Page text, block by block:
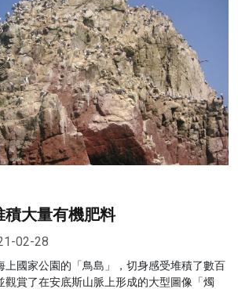
大量有機肥料
02-28
上國家公園的「鳥島」，切身感受堆積了數百
觀賞了在安底斯山脈上形成的大型圖像「燭